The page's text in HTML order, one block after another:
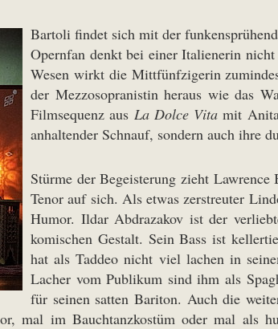
Bartoli findet sich mit der
Opernfan denkt bei einer Italienerin
Wesen wirkt die Mittfünfzigerin
der Mezzosopranistin heraus wie das
Filmsequenz aus La Dolce Vita mit
anhaltender Schnauf, sondern auch ihre
Stürme der Begeisterung zieht
Tenor auf sich. Als etwas zerstreuter
Humor. Ildar Abdrazakov ist der
komischen Gestalt. Sein Bass ist
hat als Taddeo nicht viel lachen in
Lacher vom Publikum sind ihm als
für seinen satten Bariton. Auch die
mal im Bauchtanzkostüm oder mal als